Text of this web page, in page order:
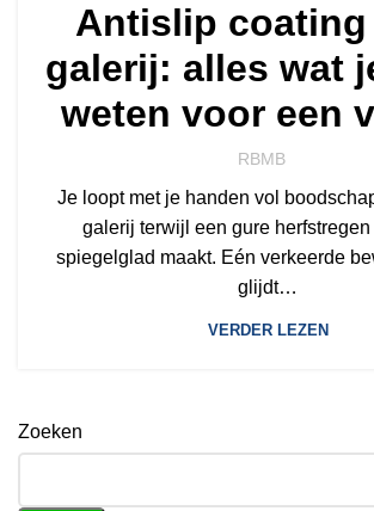
Antislip
galerij: alles wat
weten voor een
vloer in 2026
RBMB
Je loopt met je handen vol
galerij terwijl een gure herfstregen
spiegelglad maakt. Eén verkeerde
glijdt…
VERDER LEZEN
Zoeken